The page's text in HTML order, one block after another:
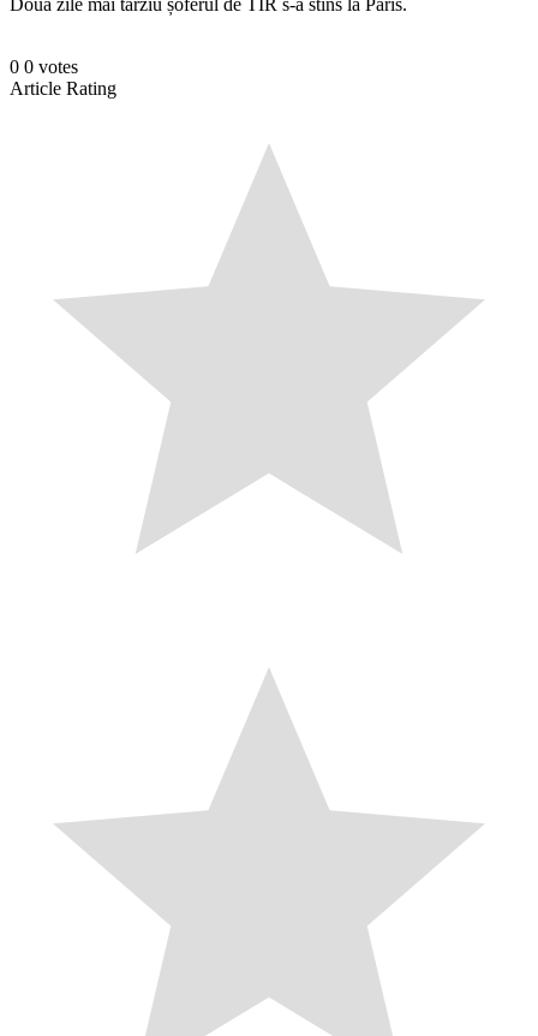
0 0 votes
Article Rating